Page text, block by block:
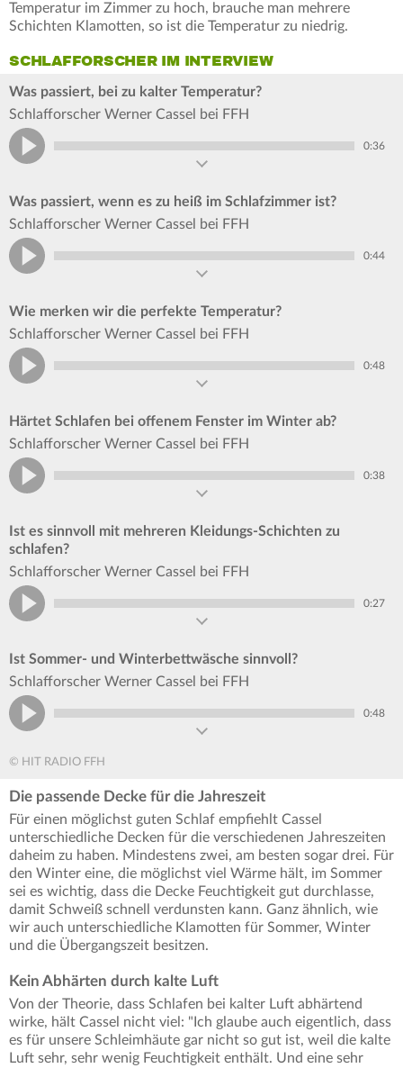
Temperatur im Zimmer zu hoch, brauche man mehrere
Schichten Klamotten, so ist die Temperatur zu niedrig.
SCHLAFFORSCHER IM INTERVIEW
Was passiert, bei zu kalter Temperatur?
Schlafforscher Werner Cassel bei FFH
0:36
Was passiert, wenn es zu heiß im Schlafzimmer ist?
Schlafforscher Werner Cassel bei FFH
0:44
Wie merken wir die perfekte Temperatur?
Schlafforscher Werner Cassel bei FFH
0:48
Härtet Schlafen bei offenem Fenster im Winter ab?
Schlafforscher Werner Cassel bei FFH
0:38
Ist es sinnvoll mit mehreren Kleidungs-Schichten zu
schlafen?
Schlafforscher Werner Cassel bei FFH
0:27
Ist Sommer- und Winterbettwäsche sinnvoll?
Schlafforscher Werner Cassel bei FFH
0:48
© HIT RADIO FFH
Die passende Decke für die Jahreszeit
Für einen möglichst guten Schlaf empfiehlt Cassel
unterschiedliche Decken für die verschiedenen Jahreszeiten
daheim zu haben. Mindestens zwei, am besten sogar drei. Für
den Winter eine, die möglichst viel Wärme hält, im Sommer
sei es wichtig, dass die Decke Feuchtigkeit gut durchlasse,
damit Schweiß schnell verdunsten kann. Ganz ähnlich, wie
wir auch unterschiedliche Klamotten für Sommer, Winter
und die Übergangszeit besitzen.
Kein Abhärten durch kalte Luft
Von der Theorie, dass Schlafen bei kalter Luft abhärtend
wirke, hält Cassel nicht viel: "Ich glaube auch eigentlich, dass
es für unsere Schleimhäute gar nicht so gut ist, weil die kalte
Luft sehr, sehr wenig Feuchtigkeit enthält. Und eine sehr